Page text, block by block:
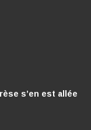
s’en est allée